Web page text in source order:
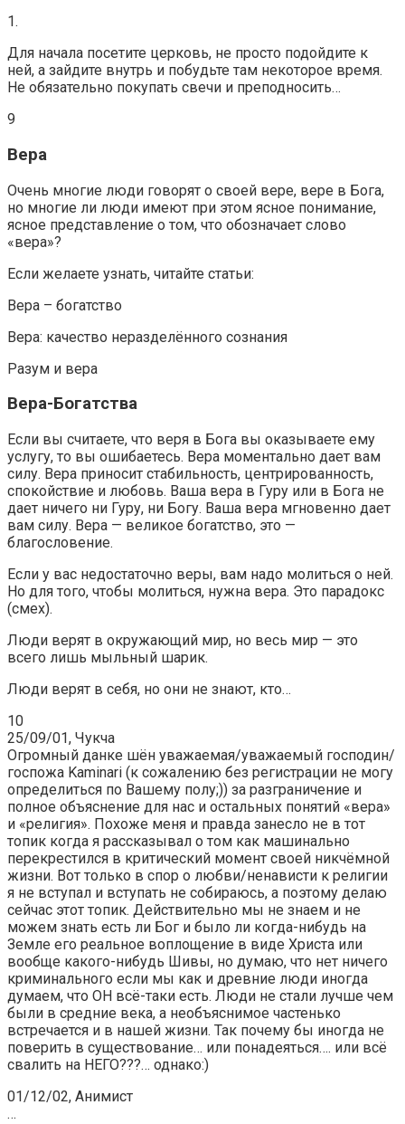
1.
Для начала посетите церковь, не просто подойдите к
ней, а зайдите внутрь и побудьте там некоторое время.
Не обязательно покупать свечи и преподносить…
9
Вера
Очень многие люди говорят о своей вере, вере в Бога,
но многие ли люди имеют при этом ясное понимание,
ясное представление о том, что обозначает слово
«вера»?
Если желаете узнать, читайте статьи:
Вера – богатство
Вера: качество неразделённого сознания
Разум и вера
Вера-Богатства
Если вы считаете, что веря в Бога вы оказываете ему
услугу, то вы ошибаетесь. Вера моментально дает вам
силу. Вера приносит стабильность, центрированность,
спокойствие и любовь. Ваша вера в Гуру или в Бога не
дает ничего ни Гуру, ни Богу. Ваша вера мгновенно дает
вам силу. Вера — великое богатство, это —
благословение.
Если у вас недостаточно веры, вам надо молиться о ней.
Но для того, чтобы молиться, нужна вера. Это парадокс
(смех).
Люди верят в окружающий мир, но весь мир — это
всего лишь мыльный шарик.
Люди верят в себя, но они не знают, кто…
10
25/09/01, Чукча
Огромный данке шён уважаемая/уважаемый господин/
госпожа Kaminari (к сожалению без регистрации не могу
определиться по Вашему полу;)) за разграничение и
полное объяснение для нас и остальных понятий «вера»
и «религия». Похоже меня и правда занесло не в тот
топик когда я рассказывал о том как машинально
перекрестился в критический момент своей никчёмной
жизни. Вот только в спор о любви/ненависти к религии
я не вступал и вступать не собираюсь, а поэтому делаю
сейчас этот топик. Действительно мы не знаем и не
можем знать есть ли Бог и было ли когда-нибудь на
Земле его реальное воплощение в виде Христа или
вообще какого-нибудь Шивы, но думаю, что нет ничего
криминального если мы как и древние люди иногда
думаем, что ОН всё-таки есть. Люди не стали лучше чем
были в средние века, а необъяснимое частенько
встречается и в нашей жизни. Так почему бы иногда не
поверить в существование… или понадеяться…. или всё
свалить на НЕГО???… однако:)
01/12/02, Анимист
…